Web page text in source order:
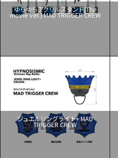
ゆらゆらアクリルスタンド(The
movie ver.) MAD TRIGGER CREW
ジュエルリングライト+ MAD
TRIGGER CREW